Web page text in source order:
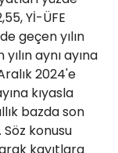
Yİ-ÜFE
geçen yılın
aynı ayına
2024'e
kıyasla
bazda son
konusu